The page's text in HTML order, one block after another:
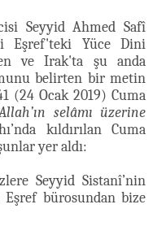
Seyyid Ahmed Safî
i Eşref'teki Yüce Dini
ve Irak'ta şu anda
belirten bir metin
(24 Ocak 2019) Cuma
selâmı üzerine
kıldırılan Cuma
yer aldı:
Seyyid Sistanî’nin
Eşref bürosundan bize